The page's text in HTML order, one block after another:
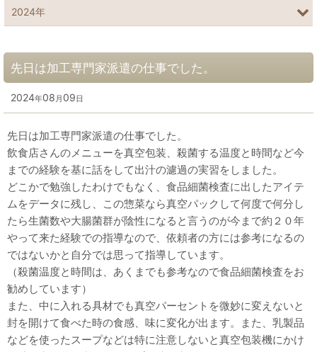
先日は加工専門家派遣の仕事でした。
2024年08 月 09日
先日は加工専門家派遣の仕事でした。
飲食店さんのメニューを真空包装、殺菌する温度と時間など今
までの経験を基に話をして出汁の濾過の実習をしました。
どこかで勉強したわけでもなく、食品細菌検査に出したアイテ
ムをデータに残し、この惣菜なら真空パックして何度で何分し
たら生菌数や大腸菌群が陰性になると言うのが今まで約２０年
やって来た経験での指導なので、依頼者の方には参考になるの
ではないかと自分では思って指導しています。
（殺菌温度と時間は、あくまでも参考なので食品細菌検査をお
勧めしています）
また、中に入れる具材でも真空パーセントを微妙に変えないと
封を開けて食べた時の食感、味に変化が出ます。また、乳製品
などを使ったスープなどは特に注意しないと真空包装機にかけ
2024年